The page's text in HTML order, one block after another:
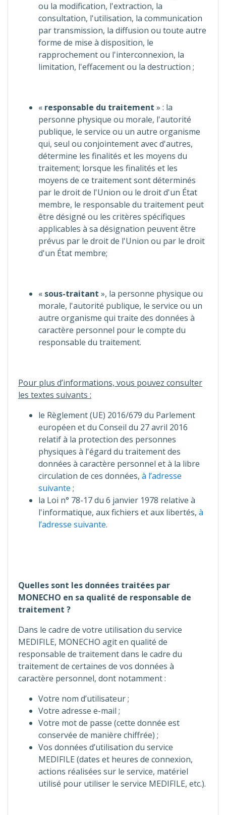
ou la modification, l'extraction, la
consultation, l'utilisation, la communication
par transmission, la diffusion ou toute autre
forme de mise à disposition, le
rapprochement ou l'interconnexion, la
limitation, l'effacement ou la destruction ;
« responsable du traitement » : la
personne physique ou morale, l'autorité
publique, le service ou un autre organisme
qui, seul ou conjointement avec d'autres,
détermine les finalités et les moyens du
traitement; lorsque les finalités et les
moyens de ce traitement sont déterminés
par le droit de l'Union ou le droit d'un État
membre, le responsable du traitement peut
être désigné ou les critères spécifiques
applicables à sa désignation peuvent être
prévus par le droit de l'Union ou par le droit
d'un État membre;
« sous-traitant », la personne physique ou
morale, l'autorité publique, le service ou un
autre organisme qui traite des données à
caractère personnel pour le compte du
responsable du traitement.
Pour plus d’informations, vous pouvez consulter
les textes suivants :
le Règlement (UE) 2016/679 du Parlement
européen et du Conseil du 27 avril 2016
relatif à la protection des personnes
physiques à l'égard du traitement des
données à caractère personnel et à la libre
circulation de ces données, à l’adresse
suivante ;
la Loi n° 78-17 du 6 janvier 1978 relative à
l'informatique, aux fichiers et aux libertés, à
l’adresse suivante.
Quelles sont les données traitées par
MONECHO en sa qualité de responsable de
traitement ?
Dans le cadre de votre utilisation du service
MEDIFILE, MONECHO agit en qualité de
responsable de traitement dans le cadre du
traitement de certaines de vos données à
caractère personnel, dont notamment :
Votre nom d’utilisateur ;
Votre adresse e-mail ;
Votre mot de passe (cette donnée est
conservée de manière chiffrée) ;
Vos données d’utilisation du service
MEDIFILE (dates et heures de connexion,
actions réalisées sur le service, matériel
utilisé pour utiliser le service MEDIFILE, etc.).